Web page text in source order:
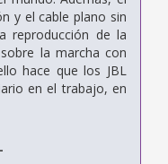
y el cable plano sin
reproducción de la
la marcha con
hace que los JBL
en el trabajo, en